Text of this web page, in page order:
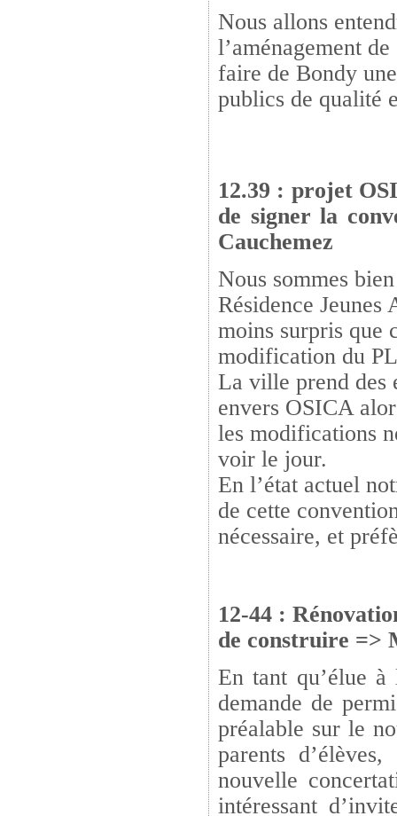
Nous allons
l’aménagement
faire de Bondy
publics de qualité
12.39 : projet
de signer la
Cauchemez
Nous sommes
Résidence
moins surpris que
modification du
La ville prend des
envers OSICA
les modifications
voir le jour.
En l’état actuel
de cette
nécessaire, et
12-44 :
de construire =>
En tant qu’élue
demande de
préalable sur le
parents
nouvelle
intéressant